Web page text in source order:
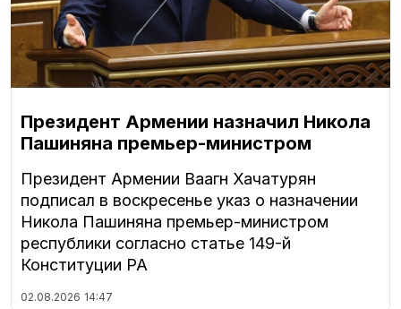
Президент Армении назначил Никола
Пашиняна премьер-министром
Президент Армении Ваагн Хачатурян
подписал в воскресенье указ о назначении
Никола Пашиняна премьер-министром
республики согласно статье 149-й
Конституции РА
02.08.2026 14:47